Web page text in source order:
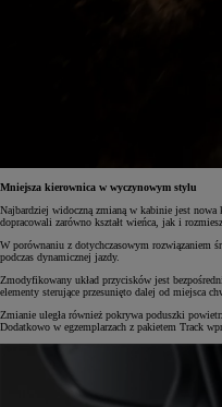
Mniejsza kierownica w wyczynowym stylu
Najbardziej widoczną zmianą w kabinie jest
dopracowali zarówno kształt wieńca, jak i
W porównaniu z dotychczasowym rozwiązaniem
podczas dynamicznej jazdy.
Zmodyfikowany układ przycisków jest
elementy sterujące przesunięto dalej od miejsca
Zmianie uległa również pokrywa poduszki
Dodatkowo w egzemplarzach z pakietem Track